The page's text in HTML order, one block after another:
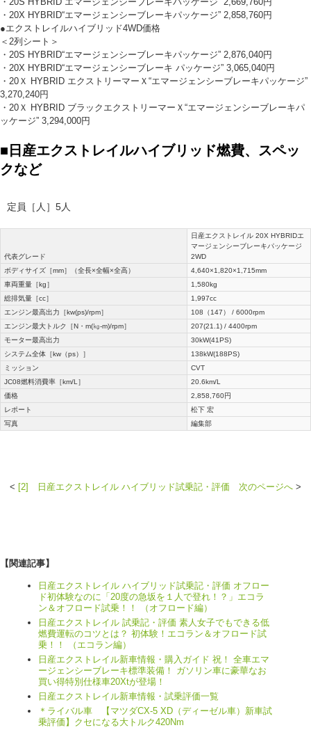
・20X HYBRID“エマージェンシーブレーキパッケージ” 2,858,760円
●エクストレイルハイブリッド4WD価格
＜2列シート＞
・20S HYBRID“エマージェンシーブレーキパッケージ” 2,876,040円
・20X HYBRID“エマージェンシーブレーキ パッケージ” 3,065,040円
・20Ｘ HYBRID エクストリーマーＸ“エマージェンシーブレーキパッケージ”
3,270,240円
・20Ｘ HYBRID ブラックエクストリーマーＸ“エマージェンシーブレーキパ
ッケージ” 3,294,000円
■日産エクストレイルハイブリッド燃費、スペッ
クなど
定員［人］5人
代表グレード
日産エクストレイル 20X HYBRIDエ
マージェンシーブレーキパッケージ
2WD
ボディサイズ［mm］（全長×全幅×全高）
4,640×1,820×1,715mm
車両重量［kg］
1,580kg
総排気量［cc］
1,997cc
エンジン最高出力［kw(ps)/rpm］
108（147） / 6000rpm
エンジン最大トルク［N・m(㎏-m)/rpm］
207(21.1) / 4400rpm
モーター最高出力
30kW(41PS)
システム全体［kw（ps）］
138kW(188PS)
ミッション
CVT
JC08燃料消費率［km/L］
20.6km/L
価格
2,858,760円
レポート
松下 宏
写真
編集部
< [2] 日産エクストレイル ハイブリッド試乗記・評価 次のページへ >
【関連記事】
日産エクストレイル ハイブリッド試乗記・評価 オフロー
ド初体験なのに「20度の急坂を１人で登れ！？」エコラ
ン＆オフロード試乗！！ （オフロード編）
日産エクストレイル 試乗記・評価 素人女子でもできる低
燃費運転のコツとは？ 初体験！エコラン＆オフロード試
乗！！ （エコラン編）
日産エクストレイル新車情報・購入ガイド 祝！ 全車エマ
ージェンシーブレーキ標準装備！ ガソリン車に豪華なお
買い得特別仕様車20Xtが登場！
日産エクストレイル新車情報・試乗評価一覧
＊ライバル車 【マツダCX-5 XD（ディーゼル車）新車試
乗評価】クセになる大トルク420Nm